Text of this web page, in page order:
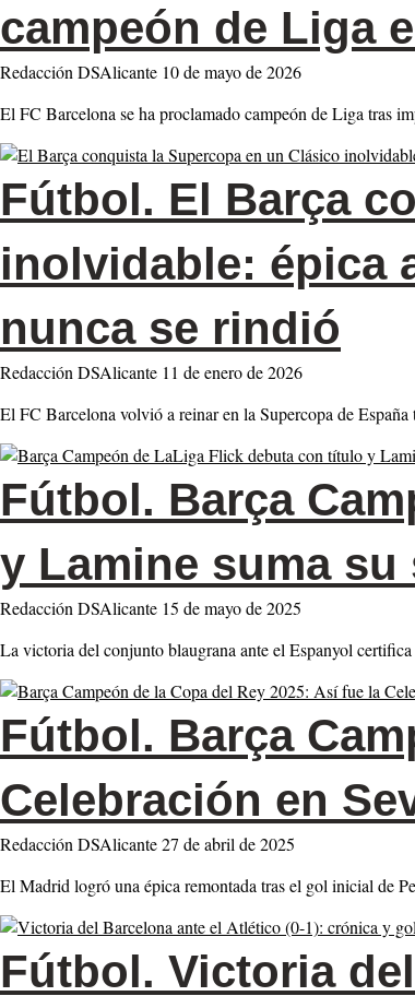
campeón de Liga
Redacción DSAlicante 10 de mayo de 2026
El FC Barcelona se ha proclamado campeón de Liga tras
Fútbol. El Barça
inolvidable: épica
nunca se rindió
Redacción DSAlicante 11 de enero de 2026
El FC Barcelona volvió a reinar en la Supercopa de
Fútbol. Barça
y Lamine suma
Redacción DSAlicante 15 de mayo de 2025
La victoria del conjunto blaugrana ante el Espanyol
Fútbol. Barça
Celebración en
Redacción DSAlicante27 de abril de 2025
El Madrid logró una épica remontada tras el gol inicial de
Fútbol. Victoria